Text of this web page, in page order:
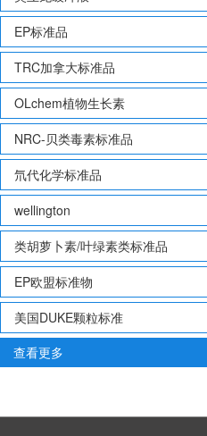
EP标准品
TRC加拿大标准品
OLchem植物生长素
NRC-贝类毒素标准品
氘代化学标准品
wellington
类胡萝卜素/叶绿素类标准品
EP欧盟标准物
美国DUKE颗粒标准
查看更多